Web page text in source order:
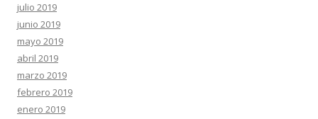
julio 2019
junio 2019
mayo 2019
abril 2019
marzo 2019
febrero 2019
enero 2019